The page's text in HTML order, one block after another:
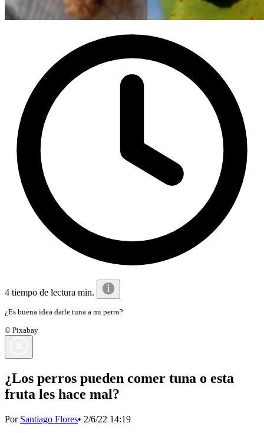
4 tiempo de lectura min.
¿Es buena idea darle tuna a mi perro?
© Pixabay
¿Los perros pueden comer tuna o esta
fruta les hace mal?
Por Santiago Flores• 2/6/22 14:19